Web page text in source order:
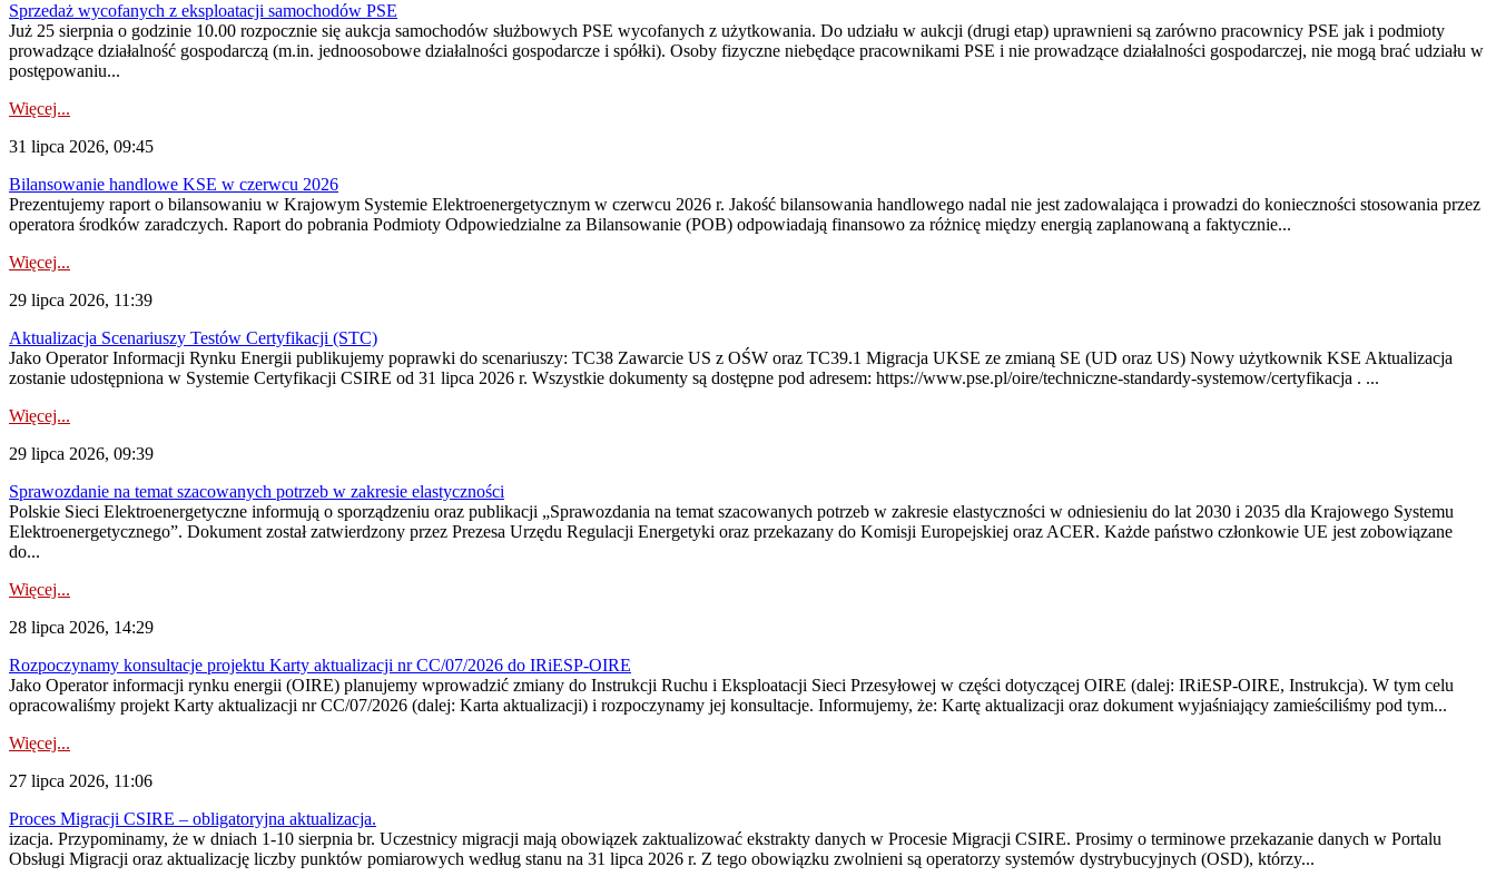
Sprzedaż wycofanych z eksploatacji samochodów PSE
Już 25 sierpnia o godzinie 10.00 rozpocznie się aukcja samochodów służbowych PSE wycofanych z użytkowania. Do udziału w aukcji (drugi etap) uprawnieni są zarówno pracownicy PSE jak i podmioty
prowadzące działalność gospodarczą (m.in. jednoosobowe działalności gospodarcze i spółki). Osoby fizyczne niebędące pracownikami PSE i nie prowadzące działalności gospodarczej, nie mogą brać udziału w
postępowaniu...
Więcej...
31 lipca 2026, 09:45
Bilansowanie handlowe KSE w czerwcu 2026
Prezentujemy raport o bilansowaniu w Krajowym Systemie Elektroenergetycznym w czerwcu 2026 r. Jakość bilansowania handlowego nadal nie jest zadowalająca i prowadzi do konieczności stosowania przez
operatora środków zaradczych. Raport do pobrania Podmioty Odpowiedzialne za Bilansowanie (POB) odpowiadają finansowo za różnicę między energią zaplanowaną a faktycznie...
Więcej...
29 lipca 2026, 11:39
Aktualizacja Scenariuszy Testów Certyfikacji (STC)
Jako Operator Informacji Rynku Energii publikujemy poprawki do scenariuszy: TC38 Zawarcie US z OŚW oraz TC39.1 Migracja UKSE ze zmianą SE (UD oraz US) Nowy użytkownik KSE Aktualizacja
zostanie udostępniona w Systemie Certyfikacji CSIRE od 31 lipca 2026 r. Wszystkie dokumenty są dostępne pod adresem: https://www.pse.pl/oire/techniczne-standardy-systemow/certyfikacja . ...
Więcej...
29 lipca 2026, 09:39
Sprawozdanie na temat szacowanych potrzeb w zakresie elastyczności
Polskie Sieci Elektroenergetyczne informują o sporządzeniu oraz publikacji „Sprawozdania na temat szacowanych potrzeb w zakresie elastyczności w odniesieniu do lat 2030 i 2035 dla Krajowego Systemu
Elektroenergetycznego”. Dokument został zatwierdzony przez Prezesa Urzędu Regulacji Energetyki oraz przekazany do Komisji Europejskiej oraz ACER. Każde państwo członkowie UE jest zobowiązane
do...
Więcej...
28 lipca 2026, 14:29
Rozpoczynamy konsultacje projektu Karty aktualizacji nr CC/07/2026 do IRiESP-OIRE
Jako Operator informacji rynku energii (OIRE) planujemy wprowadzić zmiany do Instrukcji Ruchu i Eksploatacji Sieci Przesyłowej w części dotyczącej OIRE (dalej: IRiESP-OIRE, Instrukcja). W tym celu
opracowaliśmy projekt Karty aktualizacji nr CC/07/2026 (dalej: Karta aktualizacji) i rozpoczynamy jej konsultacje. Informujemy, że: Kartę aktualizacji oraz dokument wyjaśniający zamieściliśmy pod tym...
Więcej...
27 lipca 2026, 11:06
Proces Migracji CSIRE – obligatoryjna aktualizacja.
izacja. Przypominamy, że w dniach 1-10 sierpnia br. Uczestnicy migracji mają obowiązek zaktualizować ekstrakty danych w Procesie Migracji CSIRE. Prosimy o terminowe przekazanie danych w Portalu
Obsługi Migracji oraz aktualizację liczby punktów pomiarowych według stanu na 31 lipca 2026 r. Z tego obowiązku zwolnieni są operatorzy systemów dystrybucyjnych (OSD), którzy...